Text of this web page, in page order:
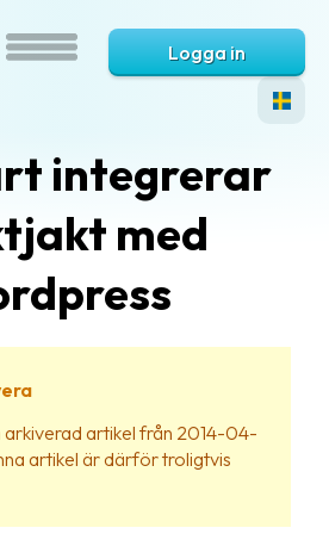
Logga in
integrerar
med
arkiverad artikel från 2014-04-
artikel är därför troligtvis